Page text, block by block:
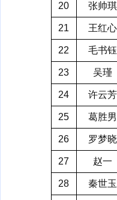
20 张帅琪
21 王红心
22 毛书钰
23 吴瑾
24 许云芳
25 葛胜男
26 罗梦晓
27 赵一
28 秦世玉